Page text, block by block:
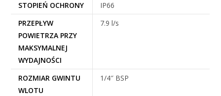
STOPIEŃ OCHRONY
IP66
PRZEPŁYW
POWIETRZA PRZY
MAKSYMALNEJ
WYDAJNOŚCI
7.9 l/s
ROZMIAR GWINTU
WLOTU
1/4″ BSP